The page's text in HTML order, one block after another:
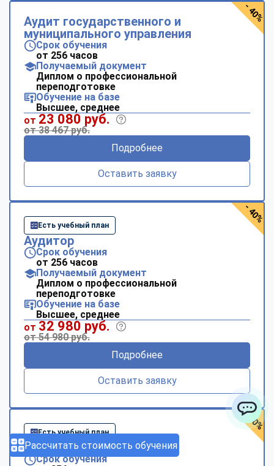
Рассчитать стоимость обучения
Аудит государственного и
муниципального управления
Срок обучения
от 256 часов
Получаемый документ
Диплом о профессиональной
переподготовке
Обучение на базе
Высшее, среднее
от 23 080 руб.
от 38 467 руб.
Подробнее
Оставить заявку
- 40%
Есть учебный план
Аудитор
Срок обучения
от 256 часов
Получаемый документ
Диплом о профессиональной
переподготовке
Обучение на базе
Высшее, среднее
от 32 980 руб.
от 54 980 руб.
Подробнее
Оставить заявку
- 40%
Есть учебный план
Аэрофотогеодезия
Срок обучения
- 40%
Telegram WhatsApp
Vkontakte
Max